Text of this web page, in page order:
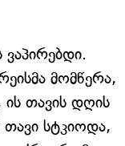
ვაპირებდი.
მომწერა,
თავის დღის
თავი სტკიოდა,